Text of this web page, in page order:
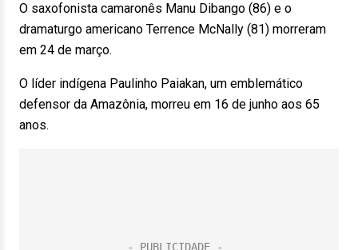
O saxofonista camaronês Manu Dibango (86) e o
dramaturgo americano Terrence McNally (81) morreram
em 24 de março.
O líder indígena Paulinho Paiakan, um emblemático
defensor da Amazônia, morreu em 16 de junho aos 65
anos.